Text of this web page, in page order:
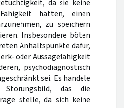
da sie keine
hätten, einen
zu speichern
Insbesondere böten
Anhaltspunkte dafür,
oder Aussagefähigkeit
psychodiagnostisch
sei. Es handele
das die
stelle, da sich keine